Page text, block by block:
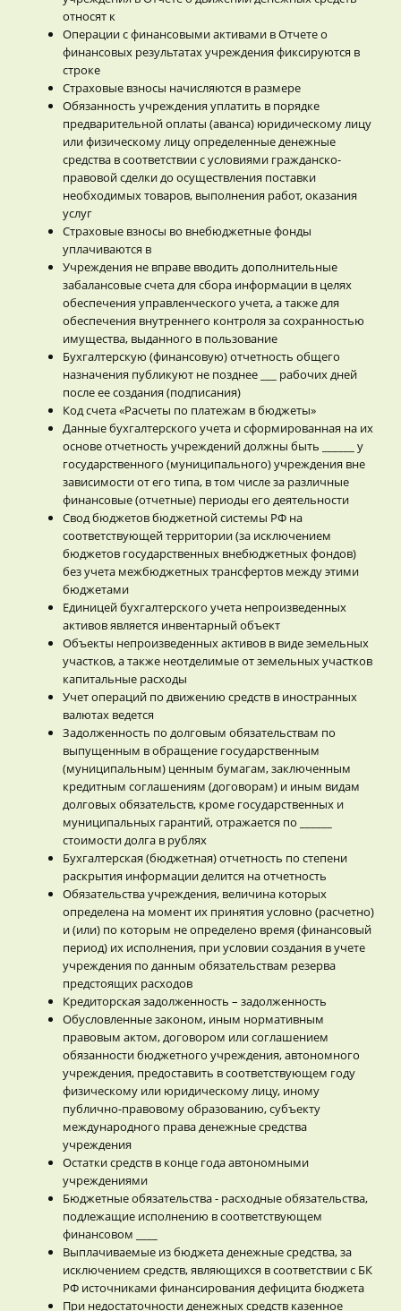
относят к
Операции с финансовыми активами в Отчете о
финансовых результатах учреждения фиксируются в
строке
Страховые взносы начисляются в размере
Обязанность учреждения уплатить в порядке
предварительной оплаты (аванса) юридическому лицу
или физическому лицу определенные денежные
средства в соответствии с условиями гражданско-
правовой сделки до осуществления поставки
необходимых товаров, выполнения работ, оказания
услуг
Страховые взносы во внебюджетные фонды
уплачиваются в
Учреждения не вправе вводить дополнительные
забалансовые счета для сбора информации в целях
обеспечения управленческого учета, а также для
обеспечения внутреннего контроля за сохранностью
имущества, выданного в пользование
Бухгалтерскую (финансовую) отчетность общего
назначения публикуют не позднее ___ рабочих дней
после ее создания (подписания)
Код счета «Расчеты по платежам в бюджеты»
Данные бухгалтерского учета и сформированная на их
основе отчетность учреждений должны быть ______ у
государственного (муниципального) учреждения вне
зависимости от его типа, в том числе за различные
финансовые (отчетные) периоды его деятельности
Свод бюджетов бюджетной системы РФ на
соответствующей территории (за исключением
бюджетов государственных внебюджетных фондов)
без учета межбюджетных трансфертов между этими
бюджетами
Единицей бухгалтерского учета непроизведенных
активов является инвентарный объект
Объекты непроизведенных активов в виде земельных
участков, а также неотделимые от земельных участков
капитальные расходы
Учет операций по движению средств в иностранных
валютах ведется
Задолженность по долговым обязательствам по
выпущенным в обращение государственным
(муниципальным) ценным бумагам, заключенным
кредитным соглашениям (договорам) и иным видам
долговых обязательств, кроме государственных и
муниципальных гарантий, отражается по ______
стоимости долга в рублях
Бухгалтерская (бюджетная) отчетность по степени
раскрытия информации делится на отчетность
Обязательства учреждения, величина которых
определена на момент их принятия условно (расчетно)
и (или) по которым не определено время (финансовый
период) их исполнения, при условии создания в учете
учреждения по данным обязательствам резерва
предстоящих расходов
Кредиторская задолженность – задолженность
Обусловленные законом, иным нормативным
правовым актом, договором или соглашением
обязанности бюджетного учреждения, автономного
учреждения, предоставить в соответствующем году
физическому или юридическому лицу, иному
публично-правовому образованию, субъекту
международного права денежные средства
учреждения
Остатки средств в конце года автономными
учреждениями
Бюджетные обязательства - расходные обязательства,
подлежащие исполнению в соответствующем
финансовом ____
Выплачиваемые из бюджета денежные средства, за
исключением средств, являющихся в соответствии с БК
РФ источниками финансирования дефицита бюджета
При недостаточности денежных средств казенное